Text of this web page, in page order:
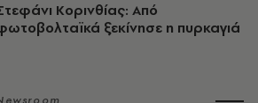
Κορινθίας: Από
ξεκίνησε η πυρκαγιά